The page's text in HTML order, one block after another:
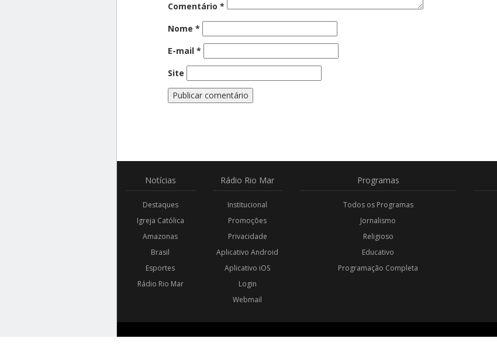
Comentário *
Nome *
E-mail *
Site
Notícias
Destaques
Igreja Católica
Amazonas
Brasil
Esportes
Rádio Rio Mar
Rádio Rio Mar
Institucional
Promoções
Privacidade
Aplicativo Android
Aplicativo iOS
Login
Webmail
Programas
Todos os Programas
Jornalismo
Religioso
Educativo
Programação Completa